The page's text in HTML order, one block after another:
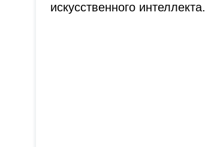
искусственного интеллекта.